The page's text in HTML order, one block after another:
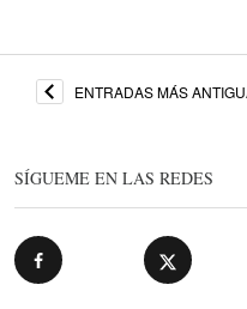
ENTRADAS MÁS
SÍGUEME EN LAS REDES